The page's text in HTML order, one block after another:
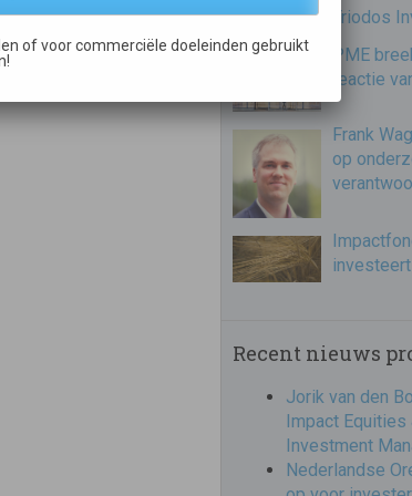
WATT E-bikes→
Triodos
PME
reactie
Frank
op
Recent nieuws
Jorik van den
Impact
Investment
Nederlandse
of voor commerciële doeleinden gebruikt